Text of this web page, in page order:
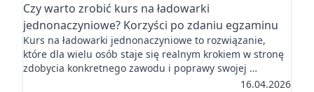
Czy warto zrobić kurs na ładowarki
jednonaczyniowe? Korzyści po zdaniu egzaminu
Kurs na ładowarki jednonaczyniowe to rozwiązanie,
które dla wielu osób staje się realnym krokiem w stronę
zdobycia konkretnego zawodu i poprawy swojej …
16.04.2026